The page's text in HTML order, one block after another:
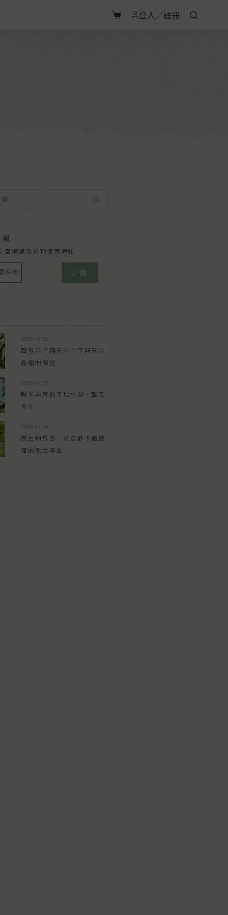
登入／註冊
章精選及好物優惠通知
訂閱
2026.08.03
甜玉米？糯玉米？不同玉米
品種的歸途
2026.07.27
陽光孕育的平地水梨，甜又
多汁
2026.07.19
原生種馬告，來自砂卡礑部
落的原生辛香